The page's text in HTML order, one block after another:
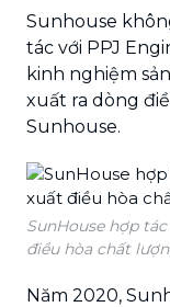
Sunhouse
tác với PPJ
kinh nghiệm
xuất ra dòng
Sunhouse.
SunHouse hợp
điều hòa chất
Năm 2020,